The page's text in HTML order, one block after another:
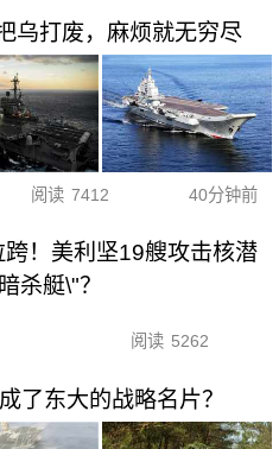
乌打废，麻烦就无穷尽
阅读 7412 40分钟前
跨！美利坚19艘攻击核潜
杀艇\"？
阅读 5262
了东大的战略名片？